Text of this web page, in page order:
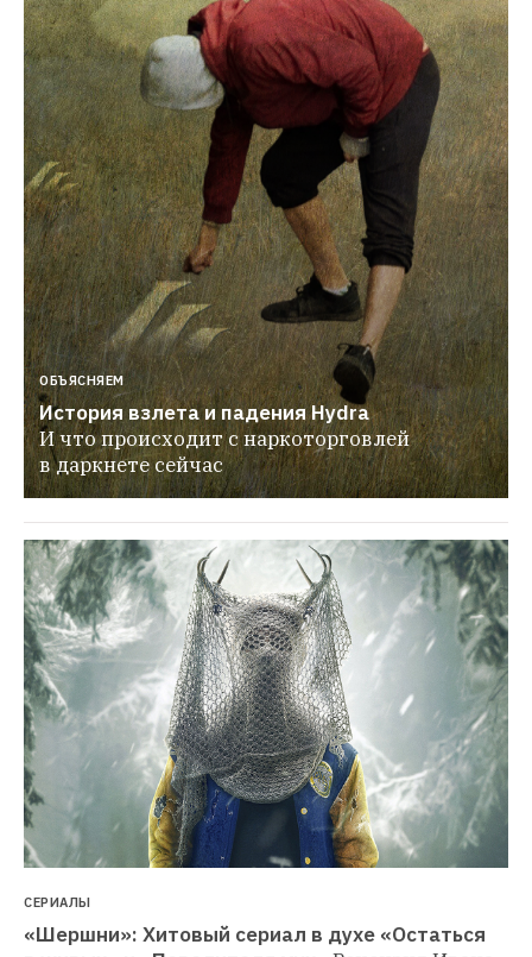
ОБЪЯСНЯЕМ
История взлета и падения Hydra
И что происходит с наркоторговлей
в даркнете сейчас
СЕРИАЛЫ
«Шершни»: Хитовый сериал в духе «Остаться